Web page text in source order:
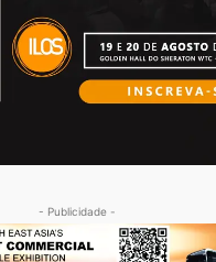
- Publicidade -